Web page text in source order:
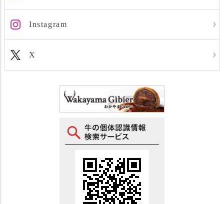
Instagram
X